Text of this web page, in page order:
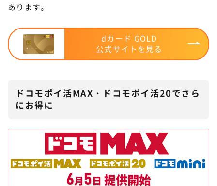
あります。
dカード GOLD
公式サイトを見る
ドコモポイ活MAX・ドコモポイ活20でさら
にお得に